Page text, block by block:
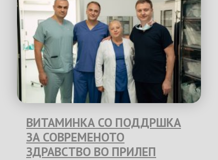
ВИТАМИНКА СО ПОДДРШКА
ЗА СОВРЕМЕНОТО
ЗДРАВСТВО ВО ПРИЛЕП